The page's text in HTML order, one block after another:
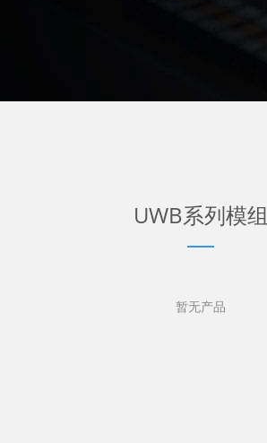
UWB系列模组
暂无产品